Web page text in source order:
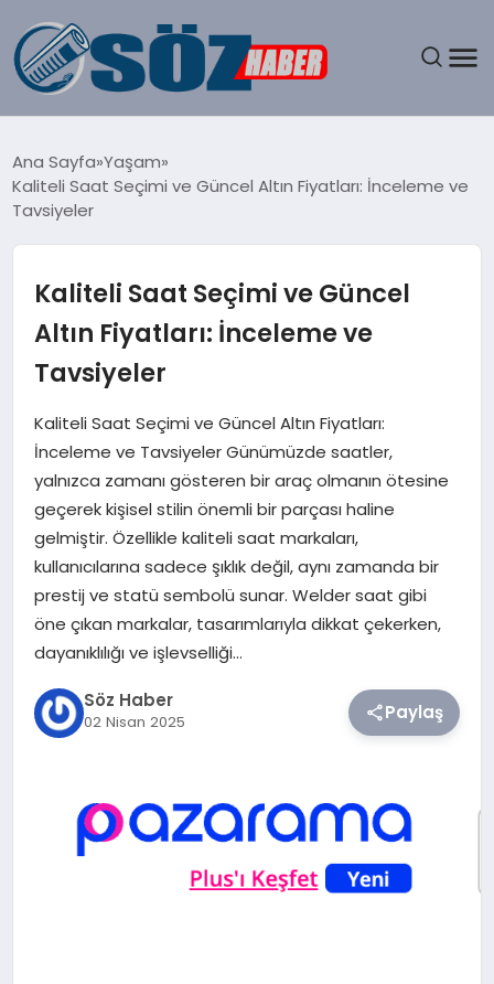
SPOR
EĞITIM
SAĞLIK
DÜNYA
TEKNOLOJI
SIYASET
YAŞAM
Ana Sayfa Yaşam
Kaliteli Saat Seçimi ve Güncel Altın Fiyatları: İnceleme ve
Tavsiyeler
Kaliteli Saat Seçimi ve Güncel
Altın Fiyatları: İnceleme ve
Tavsiyeler
Kaliteli Saat Seçimi ve Güncel Altın Fiyatları:
İnceleme ve Tavsiyeler Günümüzde saatler,
yalnızca zamanı gösteren bir araç olmanın ötesine
geçerek kişisel stilin önemli bir parçası haline
gelmiştir. Özellikle kaliteli saat markaları,
kullanıcılarına sadece şıklık değil, aynı zamanda bir
prestij ve statü sembolü sunar. Welder saat gibi
öne çıkan markalar, tasarımlarıyla dikkat çekerken,
dayanıklılığı ve işlevselliği…
Söz Haber
02 Nisan 2025 Paylaş